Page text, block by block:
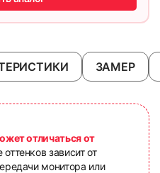
ЗАМЕР
отличаться от
зависит от
монитора или